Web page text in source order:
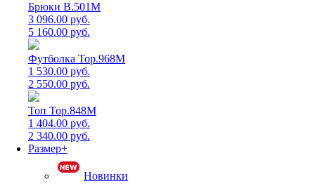
Брюки B.501M
3 096.00 руб.
5 160.00 руб.
Футболка Top.968M
1 530.00 руб.
2 550.00 руб.
Топ Top.848M
1 404.00 руб.
2 340.00 руб.
Размер+
Новинки